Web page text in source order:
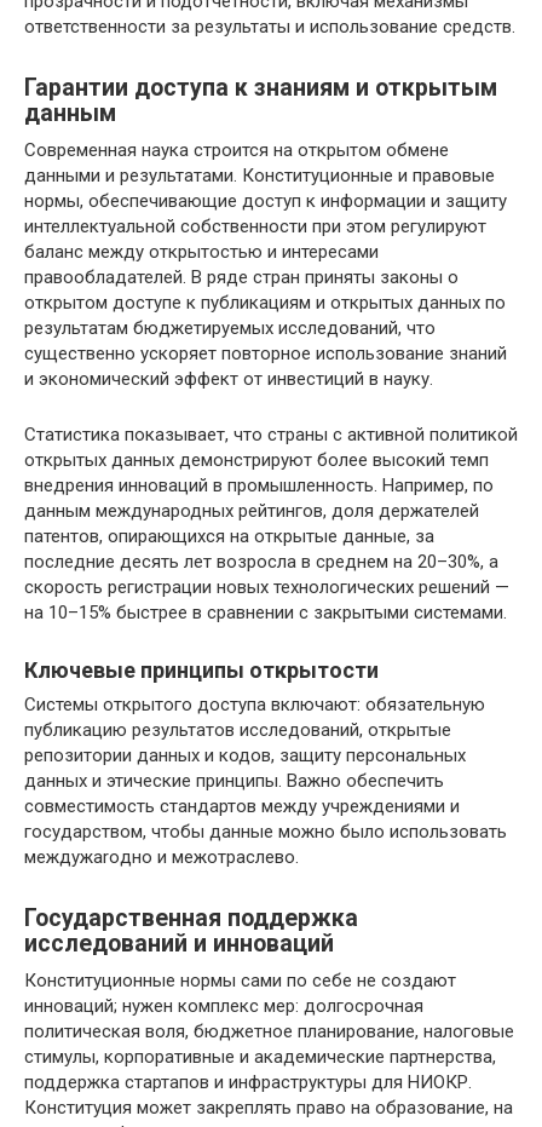
ответственности за результаты и использование средств.
Гарантии доступа к знаниям и открытым
данным
Современная наука строится на открытом обмене
данными и результатами. Конституционные и правовые
нормы, обеспечивающие доступ к информации и защиту
интеллектуальной собственности при этом регулируют
баланс между открытостью и интересами
правообладателей. В ряде стран приняты законы о
открытом доступе к публикациям и открытых данных по
результатам бюджетируемых исследований, что
существенно ускоряет повторное использование знаний
и экономический эффект от инвестиций в науку.
Статистика показывает, что страны с активной политикой
открытых данных демонстрируют более высокий темп
внедрения инноваций в промышленность. Например, по
данным международных рейтингов, доля держателей
патентов, опирающихся на открытые данные, за
последние десять лет возросла в среднем на 20–30%, а
скорость регистрации новых технологических решений —
на 10–15% быстрее в сравнении с закрытыми системами.
Ключевые принципы открытости
Системы открытого доступа включают: обязательную
публикацию результатов исследований, открытые
репозитории данных и кодов, защиту персональных
данных и этические принципы. Важно обеспечить
совместимость стандартов между учреждениями и
государством, чтобы данные можно было использовать
междужaroдно и межотраслево.
Государственная поддержка
исследований и инноваций
Конституционные нормы сами по себе не создают
инноваций; нужен комплекс мер: долгосрочная
политическая воля, бюджетное планирование, налоговые
стимулы, корпоративные и академические партнерства,
поддержка стартапов и инфраструктуры для НИОКР.
Конституция может закреплять право на образование, на